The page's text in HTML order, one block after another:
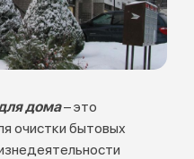
дома– это
очистки бытовых